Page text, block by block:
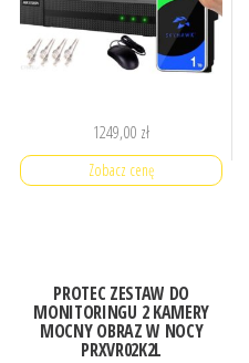
1249,00 zł
Zobacz cenę
PROTEC ZESTAW DO
MONITORINGU 2 KAMERY
MOCNY OBRAZ W NOCY
PRXVR02K2L